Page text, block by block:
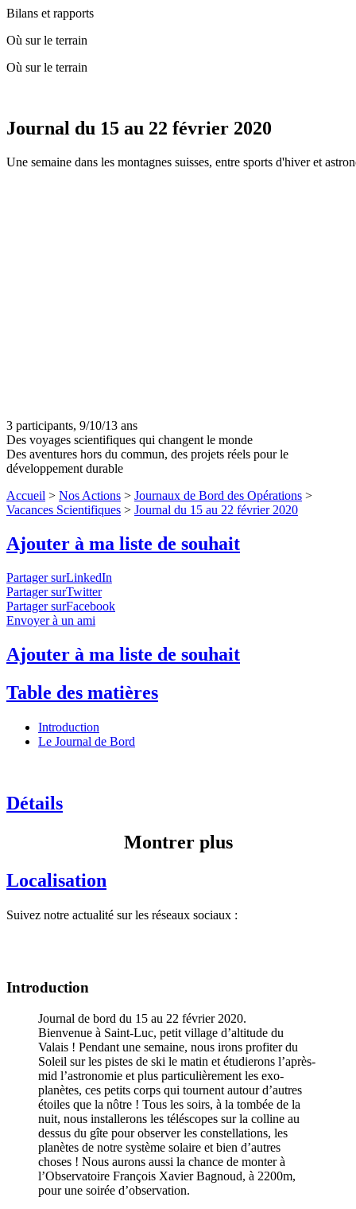
Bilans et rapports
Où sur le terrain
Où sur le terrain
Journal du 15 au 22 février 2020
Une semaine dans les montagnes suisses, entre sports d'hiver et
3 participants, 9/10/13 ans
Des voyages scientifiques qui changent le monde
Des aventures hors du commun, des projets réels pour le
développement durable
Accueil > Nos Actions > Journaux de Bord des Opérations >
Vacances Scientifiques > Journal du 15 au 22 février 2020
Ajouter à ma liste de souhait
Partager surLinkedIn
Partager surTwitter
Partager surFacebook
Envoyer à un ami
Ajouter à ma liste de souhait
Table des matières
Introduction
Le Journal de Bord
Détails
Montrer plus
Localisation
Suivez notre actualité sur les réseaux sociaux :
Introduction
Journal de bord du 15 au 22 février 2020.
Bienvenue à Saint-Luc, petit village d’altitude du
Valais ! Pendant une semaine, nous irons profiter du
Soleil sur les pistes de ski le matin et étudierons l’après-
mid l’astronomie et plus particulièrement les exo-
planètes, ces petits corps qui tournent autour d’autres
étoiles que la nôtre ! Tous les soirs, à la tombée de la
nuit, nous installerons les téléscopes sur la colline au
dessus du gîte pour observer les constellations, les
planètes de notre système solaire et bien d’autres
choses ! Nous aurons aussi la chance de monter à
l’Observatoire François Xavier Bagnoud, à 2200m,
pour une soirée d’observation.